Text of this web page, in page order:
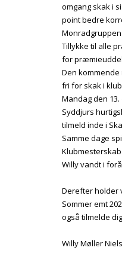
omgang skak i
point bedre
Monradgruppen.
Tillykke til alle
for
Den kommende
fri for skak i
Mandag den
Syddjurs
tilmeld inde i
Samme dage
Willy vandt i
Derefter holder
Sommer emt
også tilmelde
Willy Møller